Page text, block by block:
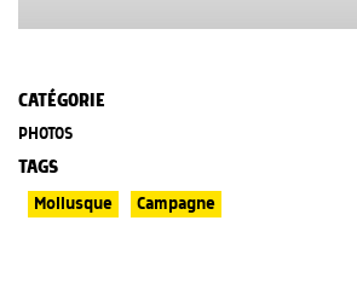
CATÉGORIE
PHOTOS
TAGS
Mollusque Campagne